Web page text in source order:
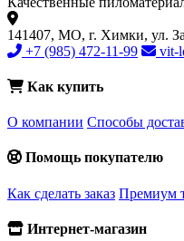
141407, МО, г. Химки, ул.
+7 (985) 472-11-99
vit-
Как купить
О компании Способы
Помощь покупателю
Как сделать заказ Премиум
Интернет-магазин